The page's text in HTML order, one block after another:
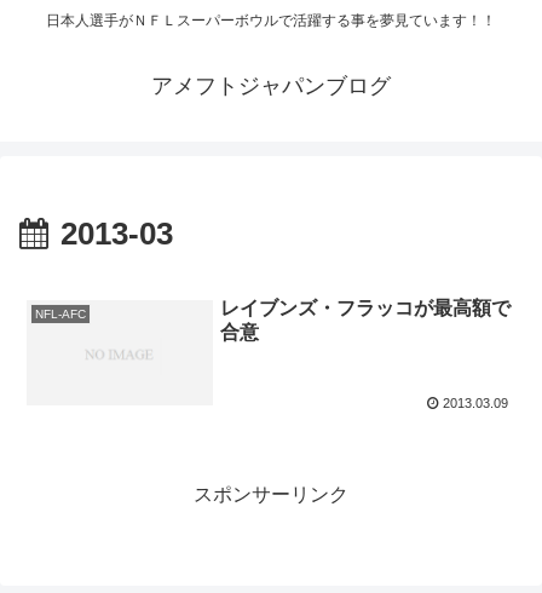
日本人選手がＮＦＬスーパーボウルで活躍する事を夢見ています！！
アメフトジャパンブログ
2013-03
NFL-AFC
レイブンズ・フラッコが最高額で
合意
2013.03.09
スポンサーリンク